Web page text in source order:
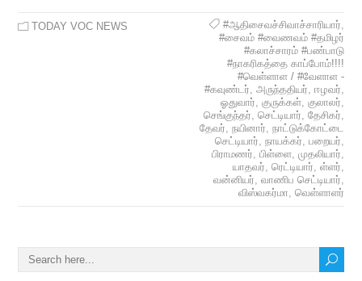
TODAY VOC NEWS #ஆதிசைவச்சிவாச்சாரியார்,
#சைவம் #வைணவம் #தமிழர்
#கலாச்சாரம் #பண்பாடு
#நாகரிகத்தை காப்போம்!!!!
#வெள்ளாள / #வேளாள -
#கவுண்டர், அருந்ததியர், ஈழவர்,
ஓதுவார், குருக்கள், குலாலர்,
செங்குந்தர், செட்டியார், தேசிகர்,
தேவர், நயினார், நாட்டுக்கோட்டை
செட்டியார், நாயக்கர், பறையர்,
பிராமணர், பிள்ளை, முதலியார்,
யாதவர், ரெட்டியார், ள்ளர்,
வன்னியர், வாணிப செட்டியார்,
விஸ்வகர்மா, வெள்ளாளர்